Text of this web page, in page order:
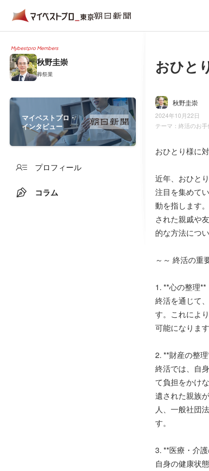
Mybestpro Members
秋野圭崇
葬祭業
マイベストプロ・
インタビュー
プロフィール
コラム
おひと
秋野圭崇
2024年10月22日
テーマ： 終活のお手
おひとり様に
近年、おひと
注目を集めて
動を指します
された親戚や
的な方法につ
～～ 終活の重
1. **心の整理**
終活を通じて
す。これによ
可能になります
2. **財産の整
終活では、自
て負担をかけ
遺された親族
人、一般社団
す。
3. **医療・介
自身の健康状